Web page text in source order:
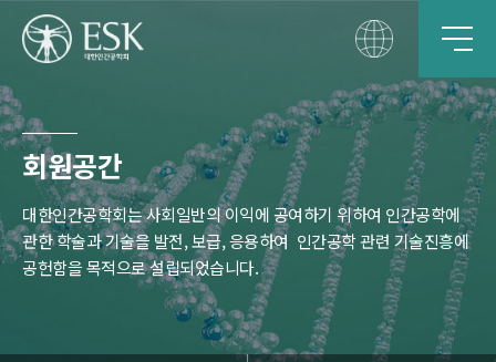
회원공간
대한인간공학회는 사회일반의 이익에 공여하기 위하여 인간공학에
관한 학술과 기술을 발전, 보급, 응용하여 인간공학 관련 기술진흥에
공헌함을 목적으로 설립되었습니다.